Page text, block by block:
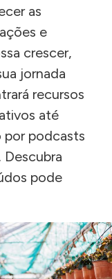
as
e
crescer,
jornada
recursos
até
por podcasts
Descubra
pode